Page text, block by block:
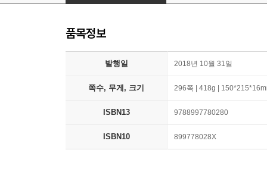
품목정보
발행일 2018년 10월 31일
쪽수, 무게, 크기 296쪽 | 418g |
ISBN13 9788997780280
ISBN10 899778028X